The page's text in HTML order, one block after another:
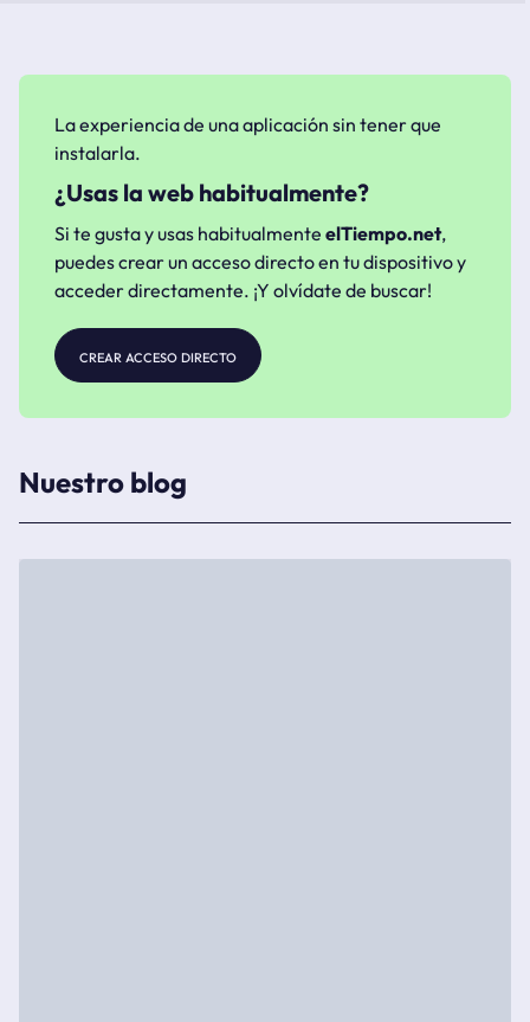
La experiencia de una aplicación sin tener que
instalarla.
¿Usas la web habitualmente?
Si te gusta y usas habitualmente elTiempo.net,
puedes crear un acceso directo en tu dispositivo y
acceder directamente. ¡Y olvídate de buscar!
crear acceso directo
Nuestro blog